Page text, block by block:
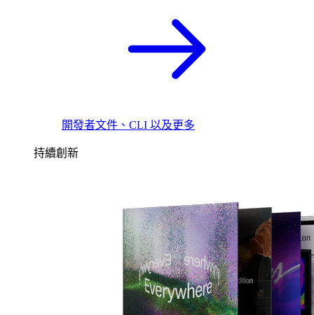
開發者文件、CLI 以及更多
持續創新